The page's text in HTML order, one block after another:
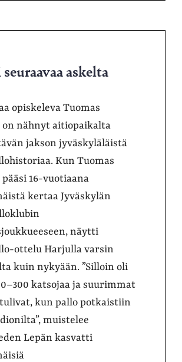
askelta
opiskeleva Tuomas
nähnyt aitiopaikalta
jakson jyväskyläläistä
Kun Tuomas
16-vuotiaana
kertaa Jyväskylän
näytti
ottelu Harjulla varsin
kuin nykyään. ”Silloin oli
katsojaa ja suurimmat
kun pallo potkaistiin
muistelee
Lepän kasvatti